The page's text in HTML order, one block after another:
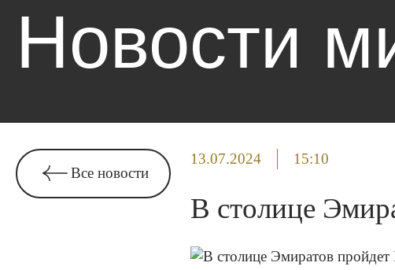
Новости
Все новости
13.07.2024 15:10
В столице